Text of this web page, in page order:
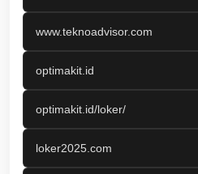
www.teknoadvisor.com
optimakit.id
optimakit.id/loker/
loker2025.com